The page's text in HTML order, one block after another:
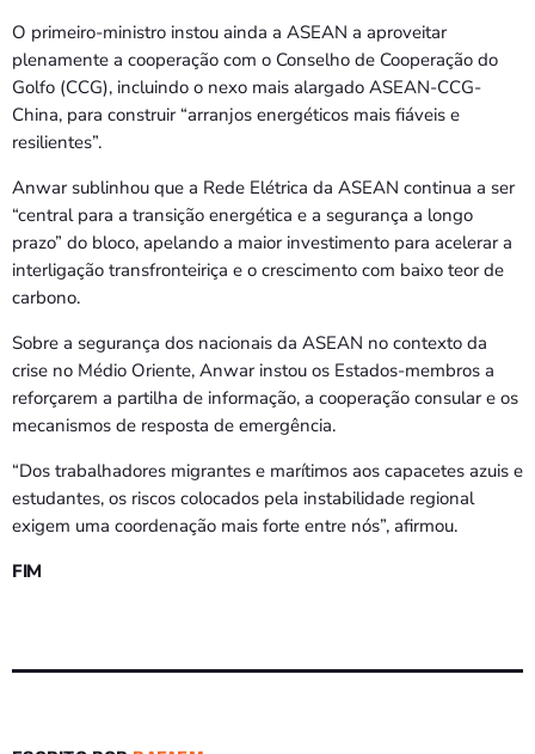
O primeiro-ministro instou ainda a ASEAN a aproveitar
plenamente a cooperação com o Conselho de Cooperação do
Golfo (CCG), incluindo o nexo mais alargado ASEAN-CCG-
China, para construir “arranjos energéticos mais fiáveis e
resilientes”.
Anwar sublinhou que a Rede Elétrica da ASEAN continua a ser
“central para a transição energética e a segurança a longo
prazo” do bloco, apelando a maior investimento para acelerar a
interligação transfronteiriça e o crescimento com baixo teor de
carbono.
Sobre a segurança dos nacionais da ASEAN no contexto da
crise no Médio Oriente, Anwar instou os Estados-membros a
reforçarem a partilha de informação, a cooperação consular e os
mecanismos de resposta de emergência.
“Dos trabalhadores migrantes e marítimos aos capacetes azuis e
estudantes, os riscos colocados pela instabilidade regional
exigem uma coordenação mais forte entre nós”, afirmou.
FIM